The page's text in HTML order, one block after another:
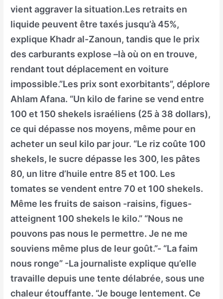
vient aggraver la situation.Les retraits en
liquide peuvent être taxés jusqu’à 45%,
explique Khadr al-Zanoun, tandis que le prix
des carburants explose –là où on en trouve,
rendant tout déplacement en voiture
impossible.”Les prix sont exorbitants”, déplore
Ahlam Afana. “Un kilo de farine se vend entre
100 et 150 shekels israéliens (25 à 38 dollars),
ce qui dépasse nos moyens, même pour en
acheter un seul kilo par jour. “Le riz coûte 100
shekels, le sucre dépasse les 300, les pâtes
80, un litre d’huile entre 85 et 100. Les
tomates se vendent entre 70 et 100 shekels.
Même les fruits de saison -raisins, figues-
atteignent 100 shekels le kilo.” “Nous ne
pouvons pas nous le permettre. Je ne me
souviens même plus de leur goût.”- “La faim
nous ronge” -La journaliste explique qu’elle
travaille depuis une tente délabrée, sous une
chaleur étouffante. “Je bouge lentement. Ce